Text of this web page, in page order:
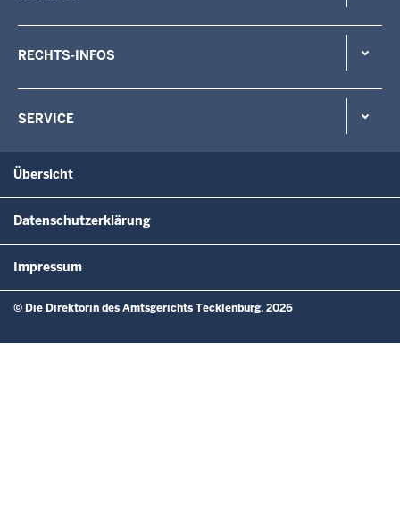
RECHTS-INFOS
SERVICE
Übersicht
Datenschutzerklärung
Impressum
© Die Direktorin des Amtsgerichts Tecklenburg, 2026